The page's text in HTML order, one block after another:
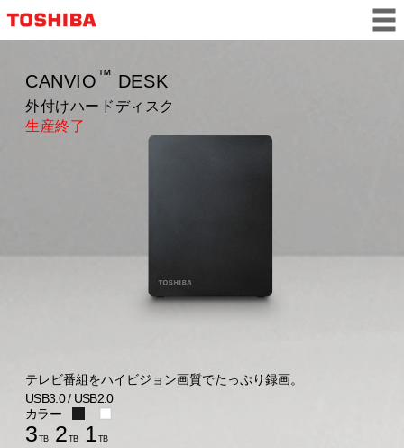
CANVIO™ DESK
外付けハードディスク
生産終了
テレビ番組をハイビジョン画質でたっぷり録画。
USB3.0 / USB2.0
カラー
3 TB 2 TB 1 TB